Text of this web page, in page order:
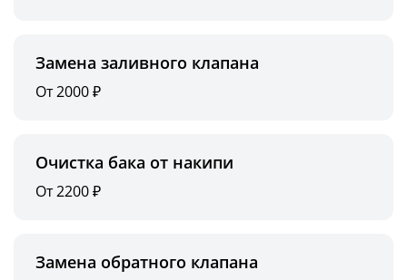
Замена заливного клапана
От 2000 ₽
Очистка бака от накипи
От 2200 ₽
Замена обратного клапана